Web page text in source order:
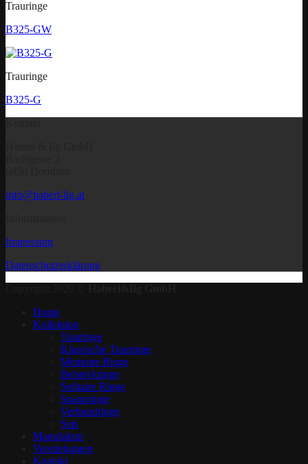
Trauringe
B325-GW
Trauringe
B325-G
info@haberl-ilg.at
Impressum
Datenschutzerklärung
Home
Kollektion
Trauringe
Klassische Trauringe
Memoire Ringe
Beisteckringe
Solitaire Ringe
Spannringe
Verbundringe
Sets
Manufaktur
Veredelungen
Kontakt